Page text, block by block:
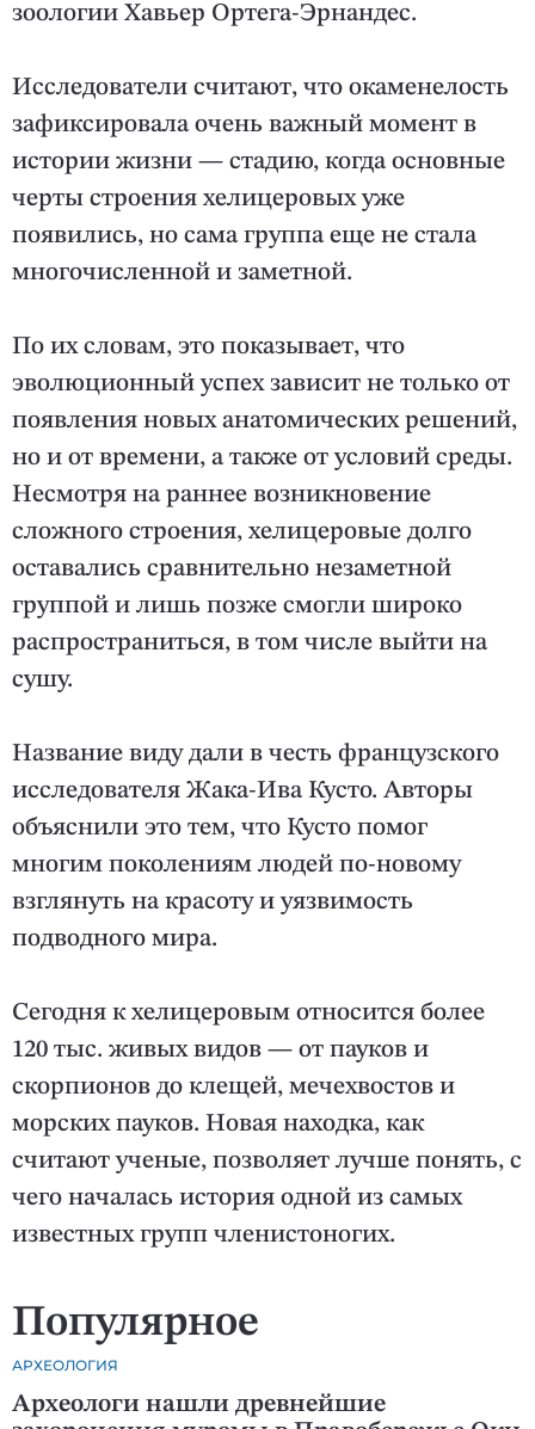
зоологии Хавьер Ортега-Эрнандес.
Исследователи считают, что окаменелость
зафиксировала очень важный момент в
истории жизни — стадию, когда основные
черты строения хелицеровых уже
появились, но сама группа еще не стала
многочисленной и заметной.
По их словам, это показывает, что
эволюционный успех зависит не только от
появления новых анатомических решений,
но и от времени, а также от условий среды.
Несмотря на раннее возникновение
сложного строения, хелицеровые долго
оставались сравнительно незаметной
группой и лишь позже смогли широко
распространиться, в том числе выйти на
сушу.
Название виду дали в честь французского
исследователя Жака-Ива Кусто. Авторы
объяснили это тем, что Кусто помог
многим поколениям людей по-новому
взглянуть на красоту и уязвимость
подводного мира.
Сегодня к хелицеровым относится более
120 тыс. живых видов — от пауков и
скорпионов до клещей, мечехвостов и
морских пауков. Новая находка, как
считают ученые, позволяет лучше понять, с
чего началась история одной из самых
известных групп членистоногих.
Популярное
АРХЕОЛОГИЯ
Археологи нашли древнейшие